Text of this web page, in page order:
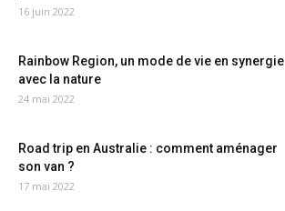
16 juin 2022
Rainbow Region, un mode de vie en synergie
avec la nature
24 mai 2022
Road trip en Australie : comment aménager
son van ?
17 mai 2022